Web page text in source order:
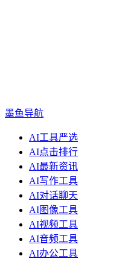
墨鱼导航
AI工具严选
AI点击排行
AI最新资讯
AI写作工具
AI对话聊天
AI图像工具
AI视频工具
AI音频工具
AI办公工具